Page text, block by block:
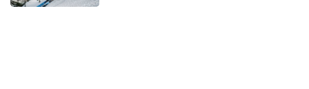
sobre direito autoral. Não reproduza o conteúdo sem